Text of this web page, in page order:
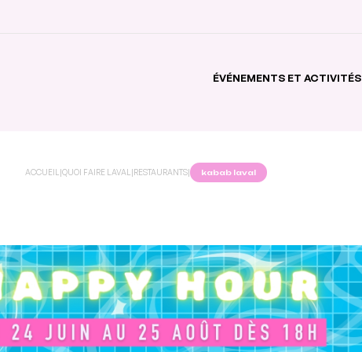
ÉVÉNEMENTS ET ACTIVITÉS
ACCUEIL |QUOI FAIRE LAVAL |RESTAURANTS| kabab laval